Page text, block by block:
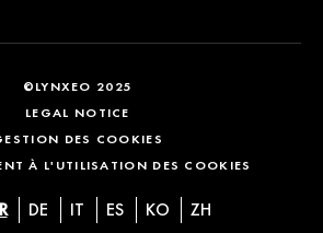
©LYNXEO 2025
LEGAL NOTICE
DES COOKIES
À L'UTILISATION DES COOKIES
DE IT ES KO ZH